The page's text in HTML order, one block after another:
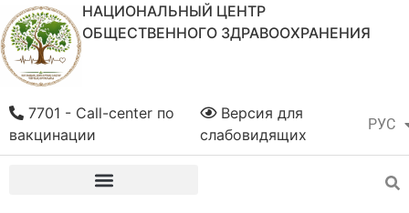
НАЦИОНАЛЬНЫЙ ЦЕНТР
ОБЩЕСТВЕННОГО ЗДРАВООХРАНЕНИЯ
РУС
ҚАЗ
Версия для
слабовидящих
7701 - Call-center по
вакцинации